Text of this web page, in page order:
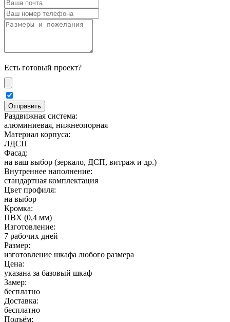
Есть готовый проект?
Раздвижная система:
алюминиевая, нижнеопорная
Материал корпуса:
ЛДСП
Фасад:
на ваш выбор (зеркало, ДСП, витраж и др.)
Внутреннее наполнение:
стандартная комплектация
Цвет профиля:
на выбор
Кромка:
ПВХ (0,4 мм)
Изготовление:
7 рабочих дней
Размер:
изготовление шкафа любого размера
Цена:
указана за базовый шкаф
Замер:
бесплатно
Доставка:
бесплатно
Подъём: